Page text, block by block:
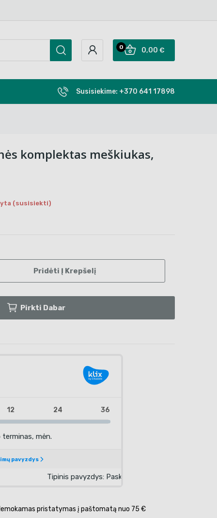
0,00 €
0
Susisiekime: +370 641 17898
komplektas meškiukas,
(susisiekti)
Pridėti Į Krepšelį
Pirkti Dabar
pristatymas į paštomatą nuo 75 €